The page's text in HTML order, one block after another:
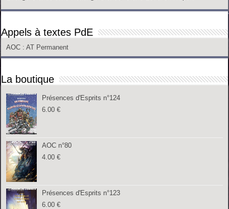
Appels à textes PdE
AOC : AT Permanent
La boutique
Présences d'Esprits n°124
6.00€
AOC n°80
4.00€
Présences d'Esprits n°123
6.00€